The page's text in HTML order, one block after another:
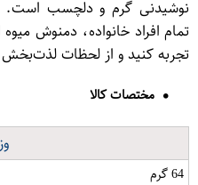
نوشیدنی گرم و دلچسب است.
تمام افراد خانواده، دمنوش
تجربه کنید و از لحظات
مختصات کالا
64 گرم